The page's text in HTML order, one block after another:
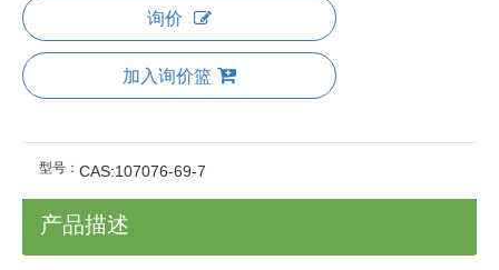
询价
加入询价篮
型号： CAS:107076-69-7
产品描述